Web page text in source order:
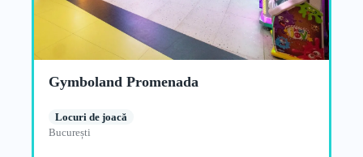
Gymboland Promenada
Locuri de joacă
București